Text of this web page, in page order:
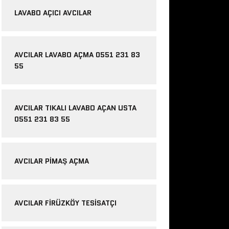
LAVABO AÇICI AVCILAR
AVCILAR LAVABO AÇMA 0551 231 83
55
AVCILAR TIKALI LAVABO AÇAN USTA
0551 231 83 55
AVCILAR PIMAŞ AÇMA
AVCILAR FIRÜZKÖY TESISATÇI